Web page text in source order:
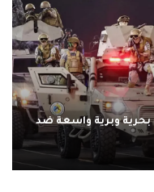
وبرية واسعة ضد